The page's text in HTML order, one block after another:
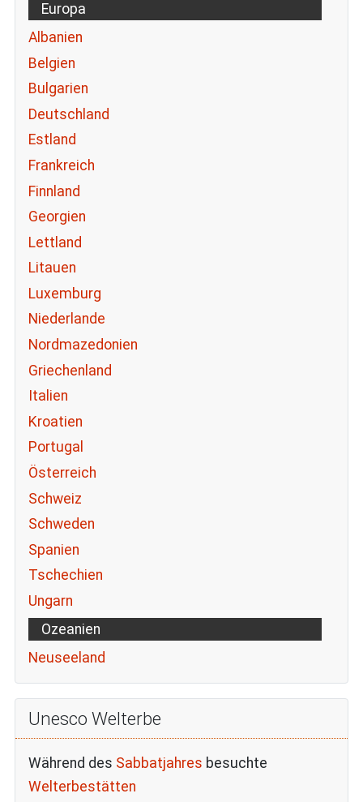
Europa
Albanien
Belgien
Bulgarien
Deutschland
Estland
Frankreich
Finnland
Georgien
Lettland
Litauen
Luxemburg
Niederlande
Nordmazedonien
Griechenland
Italien
Kroatien
Portugal
Österreich
Schweiz
Schweden
Spanien
Tschechien
Ungarn
Ozeanien
Neuseeland
Unesco Welterbe
Während des Sabbatjahres besuchte
Welterbestätten